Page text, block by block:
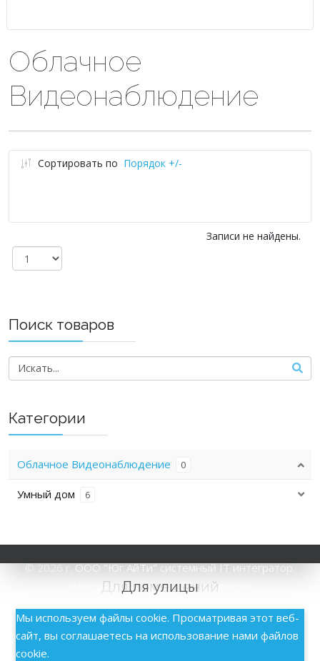
Для помещений
Для улицы
Облачное
Видеонаблюдение
Сортировать по Порядок +/-
Записи не найдены.
Поиск товаров
Категории
Облачное Видеонаблюдение 0
Умный дом 6
© 2026 г.ООО "Юг АйТи" системный IT интегратор.
Аккредитированная АйТи компания.
Мы используем файлы cookie. Просматривая этот веб-
сайт, вы соглашаетесь на использование нами файлов
cookie.